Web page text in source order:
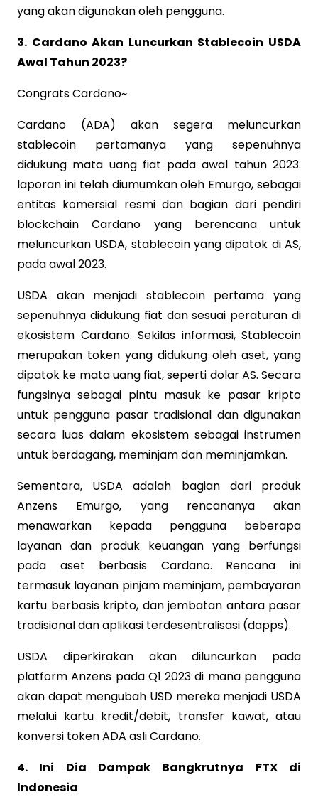
yang akan digunakan oleh pengguna.
3. Cardano Akan Luncurkan Stablecoin USDA
Awal Tahun 2023?
Congrats Cardano~
Cardano (ADA) akan segera meluncurkan
stablecoin pertamanya yang sepenuhnya
didukung mata uang fiat pada awal tahun 2023.
laporan ini telah diumumkan oleh Emurgo, sebagai
entitas komersial resmi dan bagian dari pendiri
blockchain Cardano yang berencana untuk
meluncurkan USDA, stablecoin yang dipatok di AS,
pada awal 2023.
USDA akan menjadi stablecoin pertama yang
sepenuhnya didukung fiat dan sesuai peraturan di
ekosistem Cardano. Sekilas informasi, Stablecoin
merupakan token yang didukung oleh aset, yang
dipatok ke mata uang fiat, seperti dolar AS. Secara
fungsinya sebagai pintu masuk ke pasar kripto
untuk pengguna pasar tradisional dan digunakan
secara luas dalam ekosistem sebagai instrumen
untuk berdagang, meminjam dan meminjamkan.
Sementara, USDA adalah bagian dari produk
Anzens Emurgo, yang rencananya akan
menawarkan kepada pengguna beberapa
layanan dan produk keuangan yang berfungsi
pada aset berbasis Cardano. Rencana ini
termasuk layanan pinjam meminjam, pembayaran
kartu berbasis kripto, dan jembatan antara pasar
tradisional dan aplikasi terdesentralisasi (dapps).
USDA diperkirakan akan diluncurkan pada
platform Anzens pada Q1 2023 di mana pengguna
akan dapat mengubah USD mereka menjadi USDA
melalui kartu kredit/debit, transfer kawat, atau
konversi token ADA asli Cardano.
4. Ini Dia Dampak Bangkrutnya FTX di
Indonesia